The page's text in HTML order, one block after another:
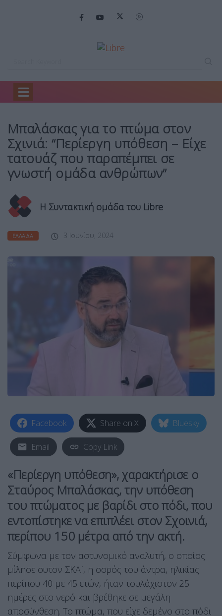
Home
Μπαλάσκας για το πτώμα στον
Σχινιά: “Περίεργη υπόθεση – Είχε
τατουάζ που παραπέμπει σε
γνωστή ομάδα ανθρώπων”
Η Συντακτική ομάδα του Libre
ΕΛΛΆΔΑ 3 Ιουνίου, 2024
Facebook Share on X Bluesky
Email Copy Link
«Περίεργη υπόθεση», χαρακτήρισε ο
Σταύρος Μπαλάσκας, την υπόθεση
του πτώματος με βαρίδι στο πόδι, που
εντοπίστηκε να επιπλέει στον Σχοινιά,
περίπου 150 μέτρα από την ακτή.
Σύμφωνα με τον αστυνομικό αναλυτή, ο οποίος
μίλησε συτον ΣΚΑΪ, η σορός του άντρα, ηλικίας
περίπου 40 με 45 ετών, ήταν τουλάχιστον 25
ημέρες στο νερό και βρέθηκε σε μεγάλη
αποσύνθεση. Το πτώμα, που είχε δεμένο στο πόδι